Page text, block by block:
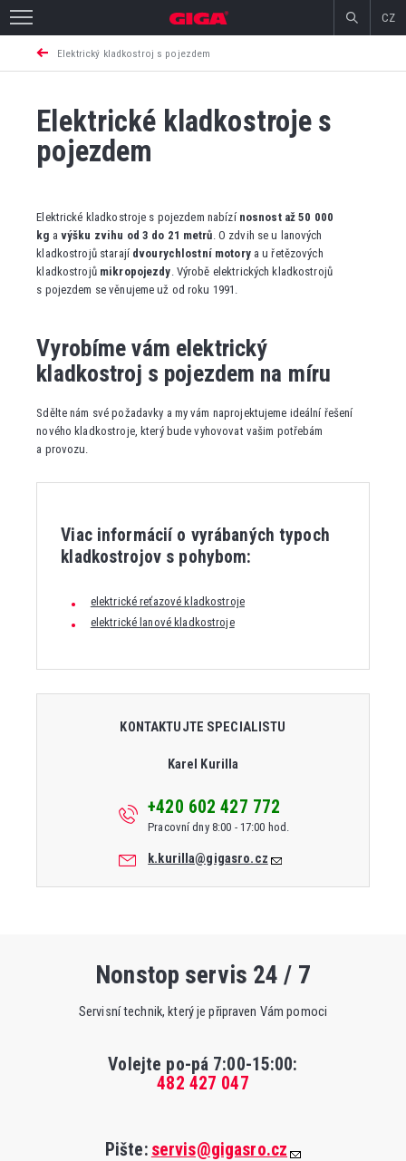
CZ
Elektrický kladkostroj s pojezdem
Elektrické kladkostroje s
pojezdem
Elektrické kladkostroje s pojezdem nabízí nosnost až 50 000
kg a výšku zvihu od 3 do 21 metrů. O zdvih se u lanových
kladkostrojů starají dvourychlostní motorya u řetězových
kladkostrojů mikropojezdy. Výrobě elektrických kladkostrojů
s pojezdem se věnujeme už od roku 1991.
Vyrobíme vám elektrický
kladkostroj s pojezdem na míru
Sdělte nám své požadavky a my vám naprojektujeme ideální řešení
nového kladkostroje, který bude vyhovovat vašim potřebám
a provozu.
Viac informácií o vyrábaných typoch
kladkostrojov s pohybom:
elektrické reťazové kladkostroje
elektrické lanové kladkostroje
KONTAKTUJTE SPECIALISTU
Karel Kurilla
+420 602 427 772
Pracovní dny 8:00 - 17:00 hod.
k.kurilla@gigasro.cz
Nonstop servis 24 / 7
Servisní technik, který je připraven Vám pomoci
Volejte po-pá 7:00-15:00:
482 427 047
Pište: servis@gigasro.cz